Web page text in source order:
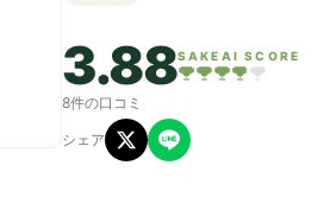
3.88SAKEAI SCORE
8件の口コミ
シェア